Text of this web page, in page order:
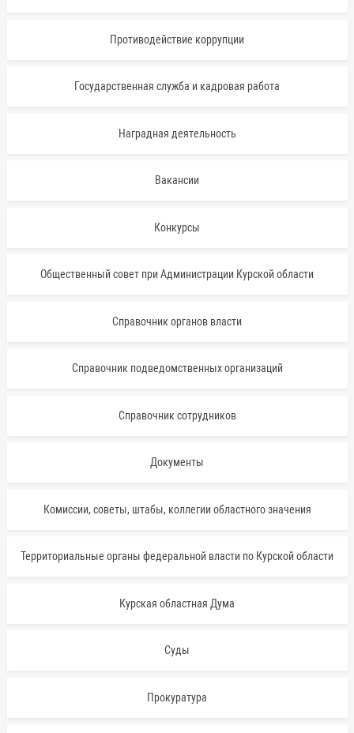
Противодействие коррупции
Государственная служба и кадровая работа
Наградная деятельность
Вакансии
Конкурсы
Общественный совет при Администрации Курской области
Справочник органов власти
Справочник подведомственных организаций
Справочник сотрудников
Документы
Комиссии, советы, штабы, коллегии областного значения
Территориальные органы федеральной власти по Курской области
Курская областная Дума
Суды
Прокуратура